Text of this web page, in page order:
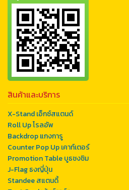
สินค้าและบริการ
X-Stand เอ็กซ์สแตนด์
Roll Up โรลอัพ
Backdrop แกงการู
Counter Pop Up เคาท์เตอร์
Promotion Table บูธชงชิม
J-Flag ธงญี่ปุ่น
Standee สแตนดี้